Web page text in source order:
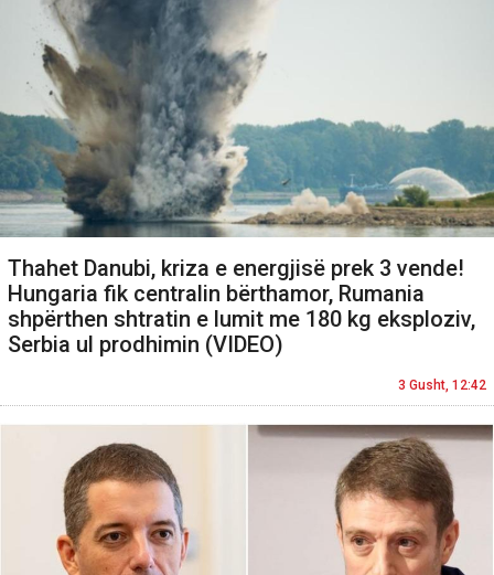
Thahet Danubi, kriza e energjisë prek 3 vende!
Hungaria fik centralin bërthamor, Rumania
shpërthen shtratin e lumit me 180 kg eksploziv,
Serbia ul prodhimin (VIDEO)
3 Gusht, 12:42